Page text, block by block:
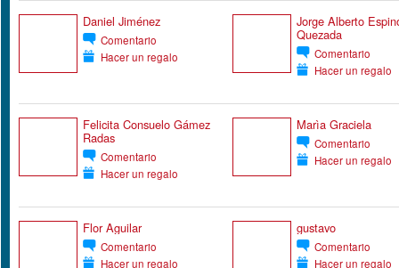
Daniel Jiménez
Comentario
Hacer un regalo
Jorge Alberto
Quezada
Comentario
Hacer un regalo
Felicita Consuelo Gámez
Radas
Comentario
Hacer un regalo
Marìa Graciela
Comentario
Hacer un regalo
Flor Aguilar
Comentario
Hacer un regalo
gustavo
Comentario
Hacer un regalo